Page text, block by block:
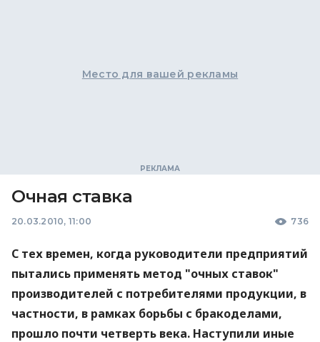
Место для вашей рекламы
Очная ставка
20.03.2010, 11:00 736
С тех времен, когда руководители предприятий
пытались применять метод "очных ставок"
производителей с потребителями продукции, в
частности, в рамках борьбы с бракоделами,
прошло почти четверть века. Наступили иные